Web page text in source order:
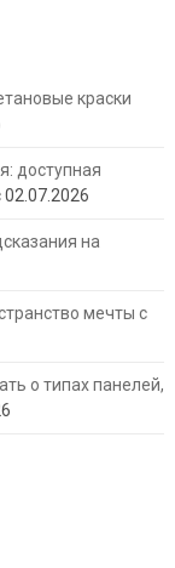
краски
доступная
02.07.2026
на
мечты с
о типах панелей,